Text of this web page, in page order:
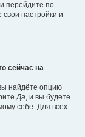
перейдите по
настройки и
сейчас на
найдёте опцию
Да, и вы будете
себе. Для всех